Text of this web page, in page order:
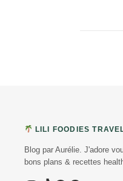
LILI FOODIES
Blog par Aurélie. J'adore
bons plans & recettes